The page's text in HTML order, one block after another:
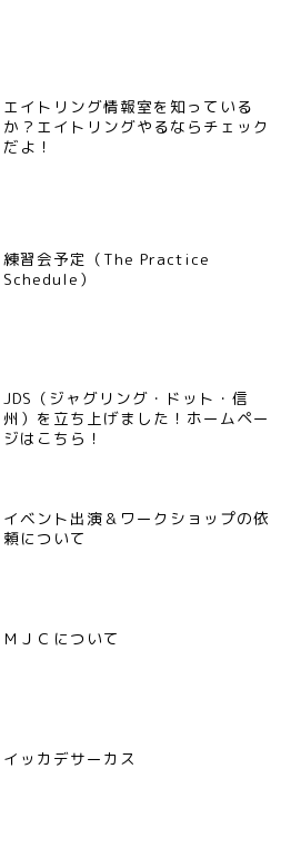
エイトリング情報室を知っている
か？エイトリングやるならチェック
だよ！
練習会予定（The Practice
Schedule）
JDS（ジャグリング・ドット・信
州）を立ち上げました！ホームペー
ジはこちら！
イベント出演＆ワークショップの依
頼について
ＭＪＣについて
イッカデサーカス